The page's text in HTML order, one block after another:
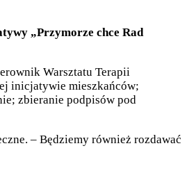
„Przymorze chce Rad
Warsztatu Terapii
inicjatywie mieszkańców;
zbieranie podpisów pod
– Będziemy również rozdawać